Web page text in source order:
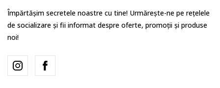
Împărtășim secretele noastre cu tine! Urmărește-ne pe rețelele
de socializare și fii informat despre oferte, promoții și produse
noi!